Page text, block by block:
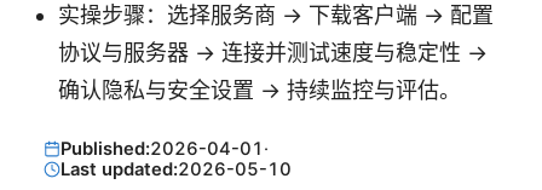
实操步骤：选择服务商 → 下载客户端 → 配置
协议与服务器 → 连接并测试速度与稳定性 →
确认隐私与安全设置 → 持续监控与评估。
Published:2026-04-01 ·
Last updated:2026-05-10